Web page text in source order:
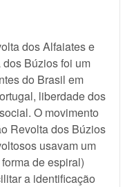
dos Alfaiates e
Búzios foi um
do Brasil em
liberdade dos
O movimento
Revolta dos Búzios
usavam um
de espiral)
a identificação